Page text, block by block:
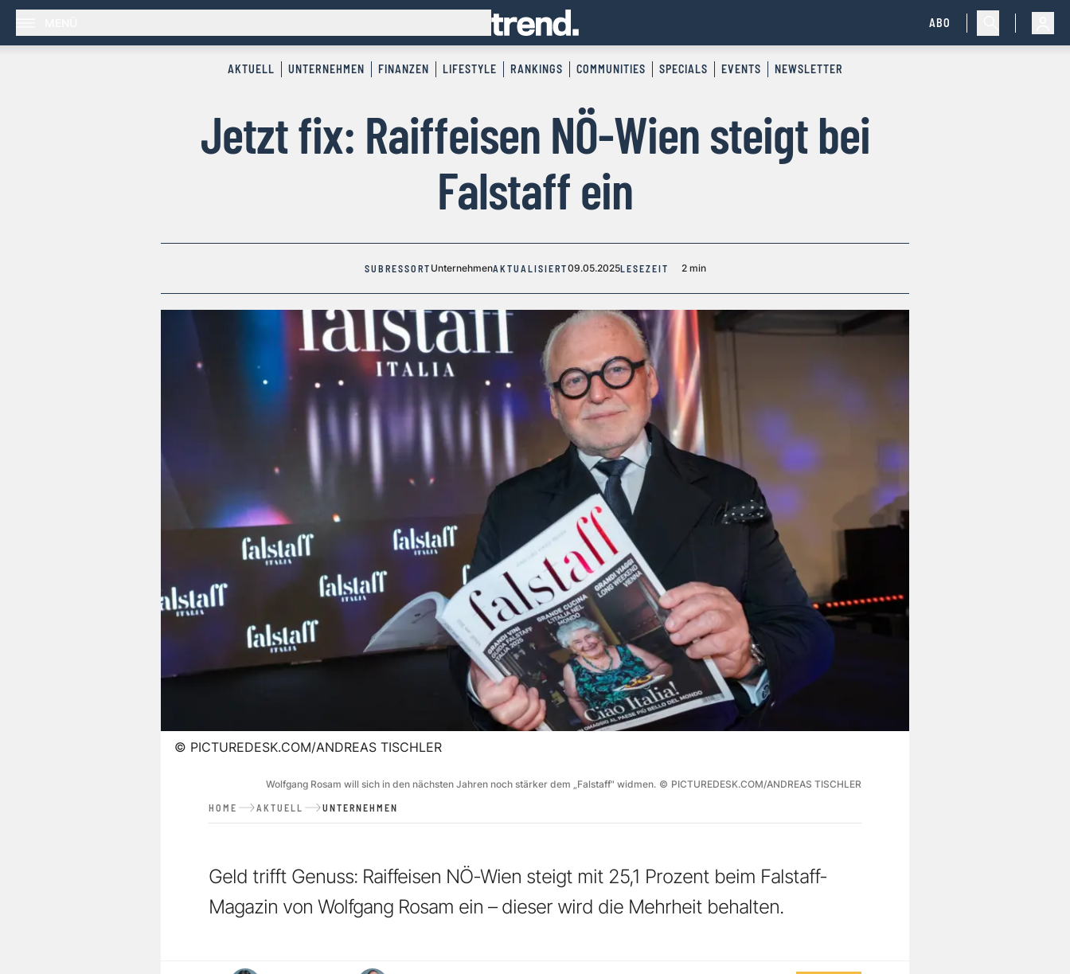
ABO
AKTUELL UNTERNEHMEN FINANZEN LIFESTYLE RANKINGS COMMUNITIES SPECIALS EVENTS NEWSLETTER
Jetzt fix: Raiffeisen NÖ-Wien steigt bei
Falstaff ein
SUBRESSORT UnternehmenAKTUALISIERT09.05.2025LESEZEIT 2 min
© PICTUREDESK.COM/ANDREAS TISCHLER
Wolfgang Rosam will sich in den nächsten Jahren noch stärker dem „Falstaff" widmen. © PICTUREDESK.COM/ANDREAS TISCHLER
HOME AKTUELL UNTERNEHMEN
Geld trifft Genuss: Raiffeisen NÖ-Wien steigt mit 25,1 Prozent beim Falstaff-
Magazin von Wolfgang Rosam ein – dieser wird die Mehrheit behalten.